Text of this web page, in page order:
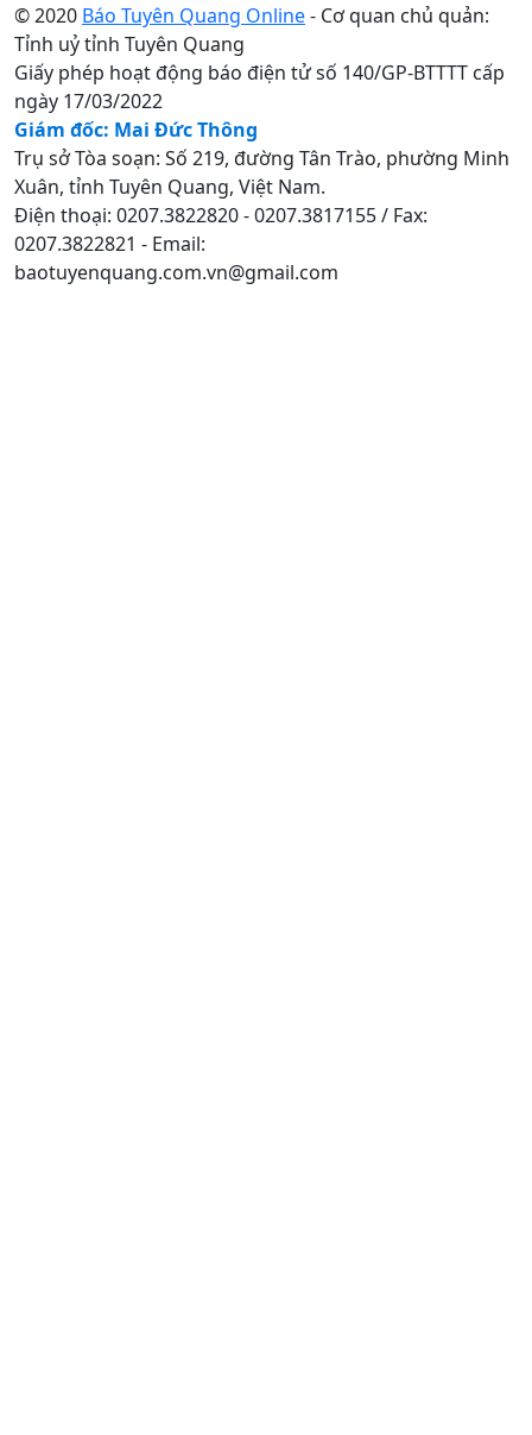
© 2020 Báo Tuyên Quang Online- Cơ quan chủ quản:
Tỉnh uỷ tỉnh Tuyên Quang
Giấy phép hoạt động báo điện tử số 140/GP-BTTTT cấp
ngày 17/03/2022
Giám đốc: Mai Đức Thông
Trụ sở Tòa soạn: Số 219, đường Tân Trào, phường Minh
Xuân, tỉnh Tuyên Quang, Việt Nam.
Điện thoại: 0207.3822820 - 0207.3817155 / Fax:
0207.3822821 - Email:
baotuyenquang.com.vn@gmail.com